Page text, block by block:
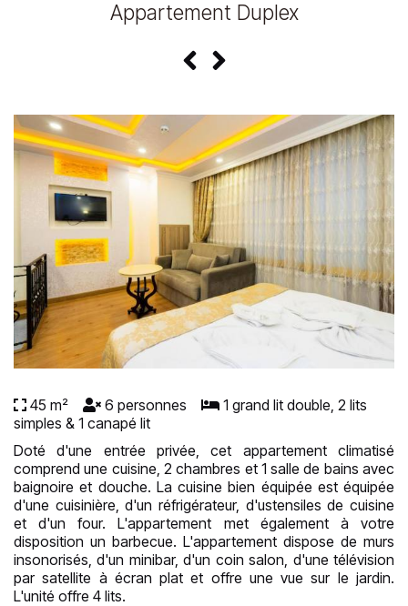
Appartement Duplex
45 m² 6 personnes
1 grand lit double, 2 lits
simples & 1 canapé lit
Doté d'une entrée privée, cet appartement climatisé
comprend une cuisine, 2 chambres et 1 salle de bains avec
baignoire et douche. La cuisine bien équipée est équipée
d'une cuisinière, d'un réfrigérateur, d'ustensiles de cuisine
et d'un four. L'appartement met également à votre
disposition un barbecue. L'appartement dispose de murs
insonorisés, d'un minibar, d'un coin salon, d'une télévision
par satellite à écran plat et offre une vue sur le jardin.
L'unité offre 4 lits.